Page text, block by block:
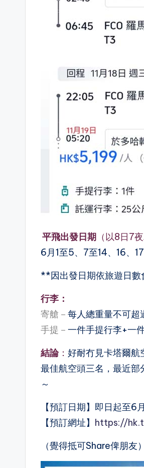
平飛出發日期 （以8日7
6月1至5、7至14、16、
**因出發日期依旅遊日
行李：
寄艙－ 每人總重量不可超
手提－ 一件手提行李+一
結論： 好耐冇見卡塔爾航
最佳航空頭三名，最近
～
【預訂日期】即日起至6
【預訂網址】 https://
（覺得抵可Share俾朋友）